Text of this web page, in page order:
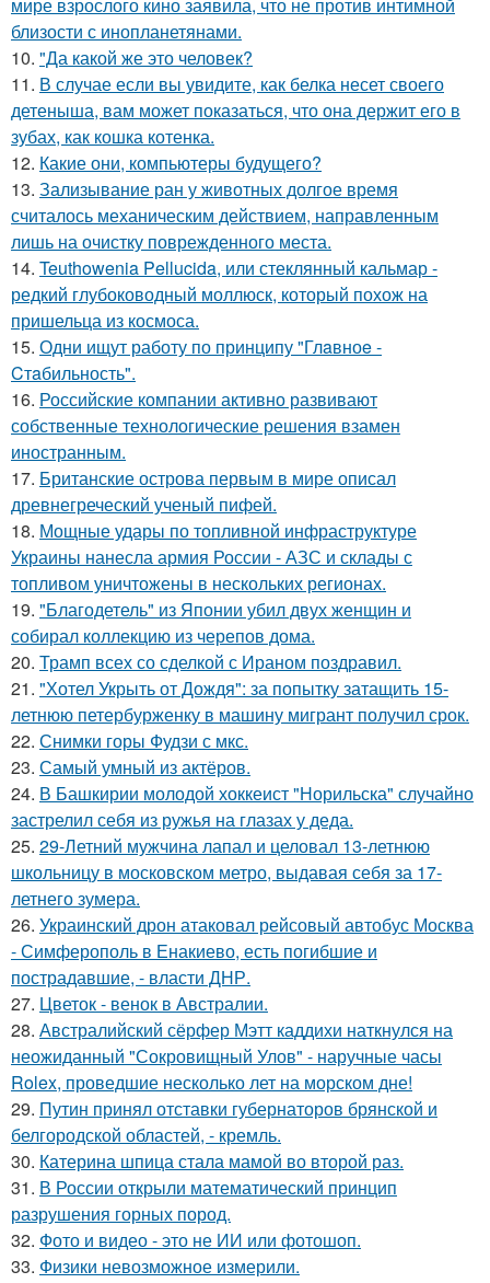
мире взрослого кино заявила, что не против интимной
близости с инопланетянами.
10. "Да какой же это человек?
11. В случае если вы увидите, как белка несет своего
детеныша, вам может показаться, что она держит его в
зубах, как кошка котенка.
12. Какие они, компьютеры будущего?
13. Зализывание ран у животных долгое время
считалось механическим действием, направленным
лишь на очистку поврежденного места.
14. Teuthowenia Pellucida, или стеклянный кальмар -
редкий глубоководный моллюск, который похож на
пришельца из космоса.
15. Одни ищут работу по принципу "Глaвноe -
Cтaбильность".
16. Российские компании активно развивают
собственные технологические решения взамен
иностранным.
17. Британские острова первым в мире описал
древнегреческий ученый пифей.
18. Мощные удары по топливной инфраструктуре
Украины нанесла армия России - АЗС и склады с
топливом уничтожены в нескольких регионах.
19. "Благодетель" из Японии убил двух женщин и
собирал коллекцию из черепов дома.
20. Трамп всех со сделкой с Ираном поздравил.
21. "Хотел Укрыть от Дождя": за попытку затащить 15-
летнюю петербурженку в машину мигрант получил срок.
22. Снимки горы Фудзи с мкс.
23. Самый умный из актёров.
24. В Башкирии молодой хоккеист "Норильска" случайно
застрелил себя из ружья на глазах у деда.
25. 29-Летний мужчина лапал и целовал 13-летнюю
школьницу в московском метро, выдавая себя за 17-
летнего зумера.
26. Украинский дрон атаковал рейсовый автобус Москва
- Симферополь в Енакиево, есть погибшие и
пострадавшие, - власти ДНР.
27. Цветок - венок в Австралии.
28. Австралийский сёрфер Мэтт каддихи наткнулся на
неожиданный "Сокровищный Улов" - наручные часы
Rolex, проведшие несколько лет на морском дне!
29. Путин принял отставки губернаторов брянской и
белгородской областей, - кремль.
30. Катерина шпица стала мамой во второй раз.
31. В России открыли математический принцип
разрушения горных пород.
32. Фото и видео - это не ИИ или фотошоп.
33. Физики невозможное измерили.